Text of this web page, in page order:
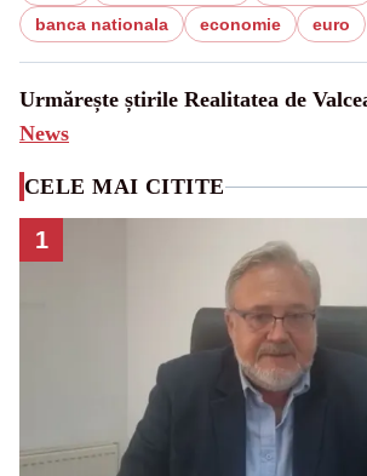
banca nationala
economie euro
Urmărește știrile Realitatea de
News
CELE MAI CITITE
1